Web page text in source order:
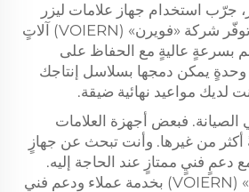
جرّب استخدام جهاز علامات ليزر
عالي السرعة أيضًا. وتوفّر شركة «فويرن» (VOIERN) آلاتٍ
بسرعةٍ عاليةٍ مع الحفاظ على
وحدةٍ يمكن دمجها بسلاسل إنتاجك
لديك مواعيد نهائية ضيقة.
فبعض أجهزة العلامات
أكثر من غيرها. وأنت تبحث عن جهازٍ
دعمٍ فنيٍ ممتازٍ عند الحاجة إليه.
وتتميّز أجهزة «فويرن» (VOIERN) بخدمة عملاء ودعم فني